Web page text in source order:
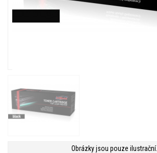
Obrázky jsou pouze ilustrační.